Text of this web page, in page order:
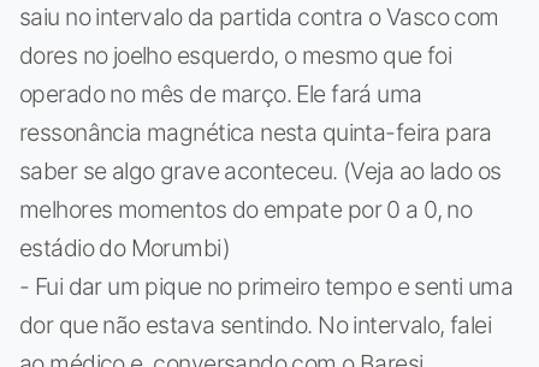
saiu no intervalo da partida contra o Vasco com
dores no joelho esquerdo, o mesmo que foi
operado no mês de março. Ele fará uma
ressonância magnética nesta quinta-feira para
saber se algo grave aconteceu. (Veja ao lado os
melhores momentos do empate por 0 a 0, no
estádio do Morumbi)
- Fui dar um pique no primeiro tempo e senti uma
dor que não estava sentindo. No intervalo, falei